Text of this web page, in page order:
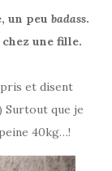
un peu badass.
une fille.
et disent
) Surtout que je
40kg…!